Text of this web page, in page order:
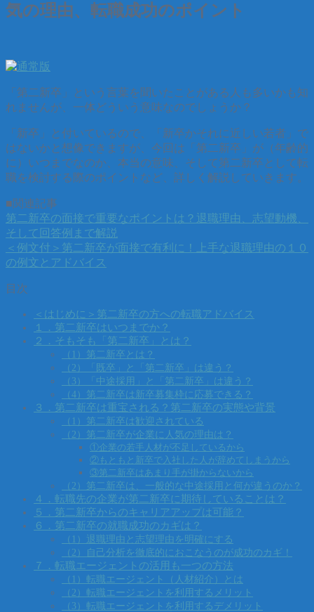
気の理由、転職成功のポイント
「第二新卒」という言葉を聞いたことがある人も多いかも知
れませんが、一体どういう意味なのでしょうか？
「新卒」と付いているので、「新卒かそれに近しい若者」で
はないかと想像できますが、今回は「第二新卒」が（年齢的
に）いつまでなのか、本当の意味、そして第二新卒として転
職を検討する際のポイントなど、詳しく解説していきます。
■関連記事
第二新卒の面接で重要なポイントは？退職理由、志望動機、
そして回答例まで解説
＜例文付＞第二新卒が面接で有利に！上手な退職理由の１０
の例文とアドバイス
目次
＜はじめに＞第二新卒の方への転職アドバイス
１．第二新卒はいつまでか？
２．そもそも「第二新卒」とは？
（1）第二新卒とは？
（2）「既卒」と「第二新卒」は違う？
（3）「中途採用」と「第二新卒」は違う？
（4）第二新卒は新卒募集枠に応募できる？
３．第二新卒は重宝される？第二新卒の実態や背景
（1）第二新卒は歓迎されている
（2）第二新卒が企業に人気の理由は？
①企業の若手人材が不足しているから
②もともと新卒で入社した人が辞めてしまうから
③第二新卒はあまり手が掛からないから
（2）第二新卒は、一般的な中途採用と何が違うのか？
４．転職先の企業が第二新卒に期待していることは？
５．第二新卒からのキャリアアップは可能？
６．第二新卒の就職成功のカギは？
（1）退職理由と志望理由を明確にする
（2）自己分析を徹底的におこなうのが成功のカギ！
７．転職エージェントの活用も一つの方法
（1）転職エージェント（人材紹介）とは
（2）転職エージェントを利用するメリット
（3）転職エージェントを利用するデメリット